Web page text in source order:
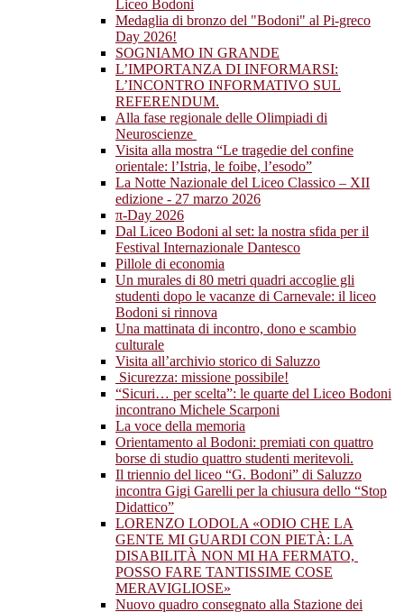
Liceo Bodoni
Medaglia di bronzo del "Bodoni" al Pi-greco
Day 2026!
SOGNIAMO IN GRANDE
L’IMPORTANZA DI INFORMARSI:
L’INCONTRO INFORMATIVO SUL
REFERENDUM.
Alla fase regionale delle Olimpiadi di
Neuroscienze
Visita alla mostra “Le tragedie del confine
orientale: l’Istria, le foibe, l’esodo”
La Notte Nazionale del Liceo Classico – XII
edizione - 27 marzo 2026
π-Day 2026
Dal Liceo Bodoni al set: la nostra sfida per il
Festival Internazionale Dantesco
Pillole di economia
Un murales di 80 metri quadri accoglie gli
studenti dopo le vacanze di Carnevale: il liceo
Bodoni si rinnova
Una mattinata di incontro, dono e scambio
culturale
Visita all’archivio storico di Saluzzo
Sicurezza: missione possibile!
“Sicuri… per scelta”: le quarte del Liceo Bodoni
incontrano Michele Scarponi
La voce della memoria
Orientamento al Bodoni: premiati con quattro
borse di studio quattro studenti meritevoli.
Il triennio del liceo “G. Bodoni” di Saluzzo
incontra Gigi Garelli per la chiusura dello “Stop
Didattico”
LORENZO LODOLA «ODIO CHE LA
GENTE MI GUARDI CON PIETÀ: LA
DISABILITÀ NON MI HA FERMATO,
POSSO FARE TANTISSIME COSE
MERAVIGLIOSE»
Nuovo quadro consegnato alla Stazione dei